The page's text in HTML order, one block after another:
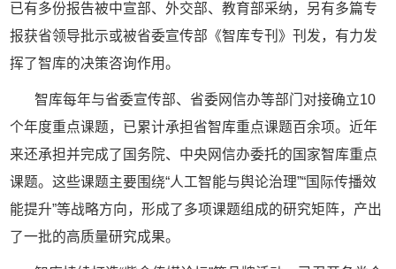
已有多份报告被中宣部、外交部、教育部采纳，另有多篇专
报获省领导批示或被省委宣传部《智库专刊》刊发，有力发
挥了智库的决策咨询作用。
智库每年与省委宣传部、省委网信办等部门对接确立10
个年度重点课题，已累计承担省智库重点课题百余项。近年
来还承担并完成了国务院、中央网信办委托的国家智库重点
课题。这些课题主要围绕“人工智能与舆论治理”“国际传播效
能提升”等战略方向，形成了多项课题组成的研究矩阵，产出
了一批的高质量研究成果。